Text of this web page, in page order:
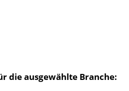
die ausgewählte Branche: